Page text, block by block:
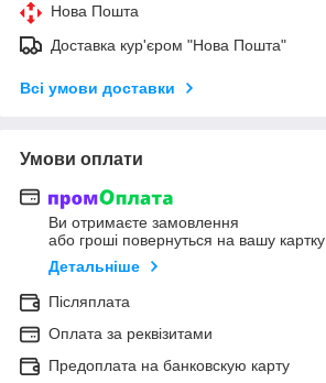
Нова Пошта
Доставка кур'єром "Нова Пошта"
Всі умови доставки
Умови оплати
Ви отримаєте замовлення
або гроші повернуться на вашу картку
Детальніше
Післяплата
Оплата за реквізитами
Предоплата на банковскую карту